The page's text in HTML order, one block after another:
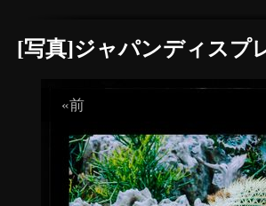
[写真]ジャパンディスプ
«前